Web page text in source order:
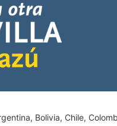
Bolivia, Chile,